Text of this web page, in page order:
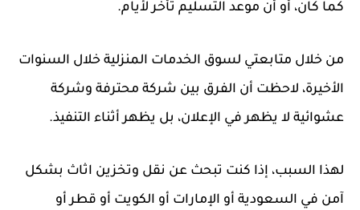
كما كان، أو أن موعد التسليم تأخر لأيام.
من خلال متابعتي لسوق الخدمات المنزلية خلال السنوات
الأخيرة، لاحظت أن الفرق بين شركة محترفة وشركة
عشوائية لا يظهر في الإعلان، بل يظهر أثناء التنفيذ.
لهذا السبب، إذا كنت تبحث عن نقل وتخزين اثاث بشكل
آمن في السعودية أو الإمارات أو الكويت أو قطر أو